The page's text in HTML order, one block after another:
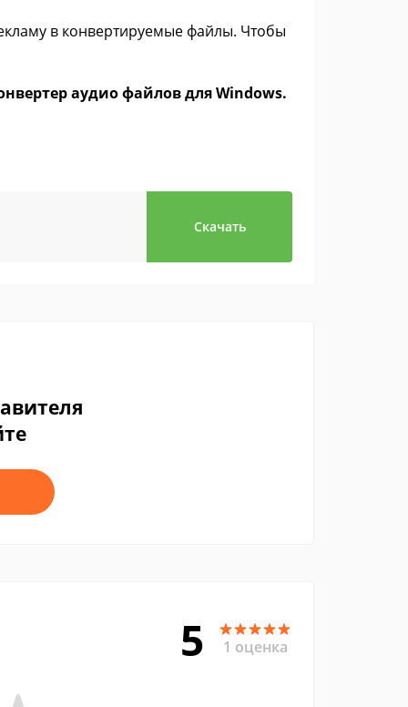
в конвертируемые файлы. Чтобы
аудио файлов для Windows.
Скачать
5 1 оценка